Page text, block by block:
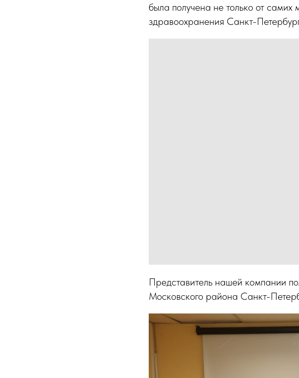
была получена не только от самих
здравоохранения Санкт-
Представитель нашей компании
Московского района Санкт-